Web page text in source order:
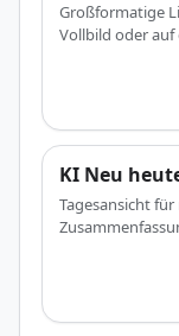
Großformatige
Vollbild oder
KI Neu
Tagesansicht